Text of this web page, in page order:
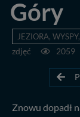
Góry
JEZIORA,
zdjęć
2059
Znowu dopadł